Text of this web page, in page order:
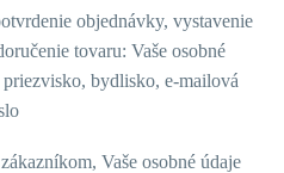
objednávky, vystavenie
tovaru: Vaše osobné
bydlisko, e-mailová
Vaše osobné údaje